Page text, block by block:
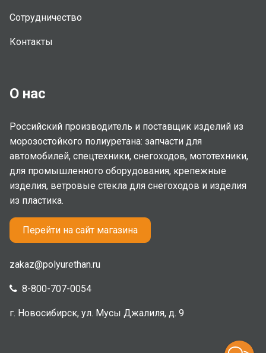
Сотрудничество
Контакты
О нас
Российский производитель и поставщик изделий из
морозостойкого полиуретана: запчасти для
автомобилей, спецтехники, снегоходов, мототехники,
для промышленного оборудования, крепежные
изделия, ветровые стекла для снегоходов и изделия
из пластика.
Перейти на сайт магазина
zakaz@polyurethan.ru
8-800-707-0054
г. Новосибирск, ул. Мусы Джалиля, д. 9